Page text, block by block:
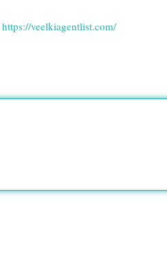
https://veelkiagentlist.com/